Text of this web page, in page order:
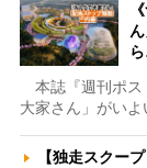
本誌『週刊ポス
大家さん」がい
【独走スクー